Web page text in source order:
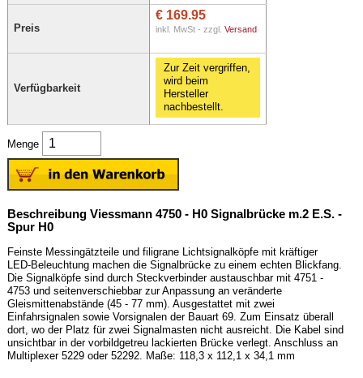
Preis
€ 169.95
inkl. MwSt - zzgl. Versand
Verfügbarkeit
Zur Zeit vergriffen,
wird beim
Hersteller
nachbestellt.
Menge
Beschreibung Viessmann 4750 - H0 Signalbrücke m.2 E.S. -
Spur H0
Feinste Messingätzteile und filigrane Lichtsignalköpfe mit kräftiger
LED-Beleuchtung machen die Signalbrücke zu einem echten Blickfang.
Die Signalköpfe sind durch Steckverbinder austauschbar mit 4751 -
4753 und seitenverschiebbar zur Anpassung an veränderte
Gleismittenabstände (45 - 77 mm). Ausgestattet mit zwei
Einfahrsignalen sowie Vorsignalen der Bauart 69. Zum Einsatz überall
dort, wo der Platz für zwei Signalmasten nicht ausreicht. Die Kabel sind
unsichtbar in der vorbildgetreu lackierten Brücke verlegt. Anschluss an
Multiplexer 5229 oder 52292. Maße: 118,3 x 112,1 x 34,1 mm